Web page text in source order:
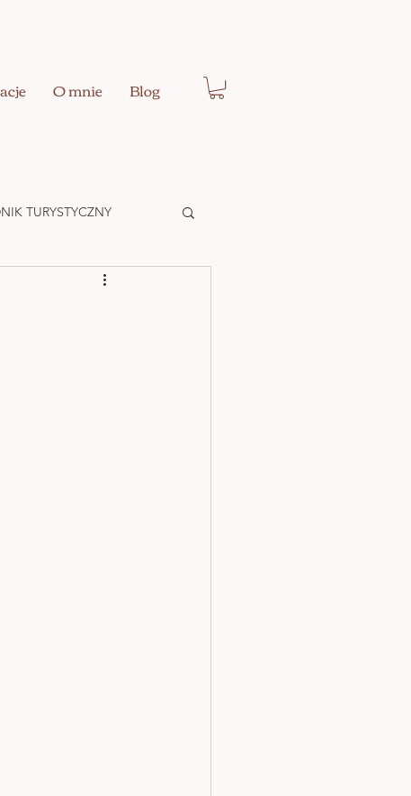
O mnie Blog
TURYSTYCZNY